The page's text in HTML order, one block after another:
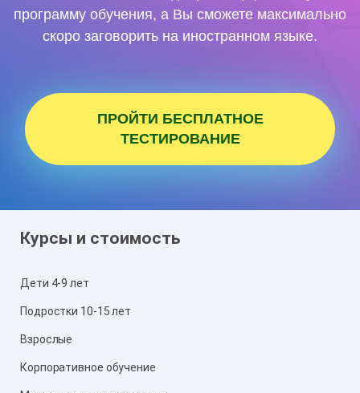
программу обучения, а Вы сможете максимально
скоро заговорить на иностранном языке.
ПРОЙТИ БЕСПЛАТНОЕ
ТЕСТИРОВАНИЕ
Курсы и стоимость
Дети 4-9 лет
Подростки 10-15 лет
Взрослые
Корпоративное обучение